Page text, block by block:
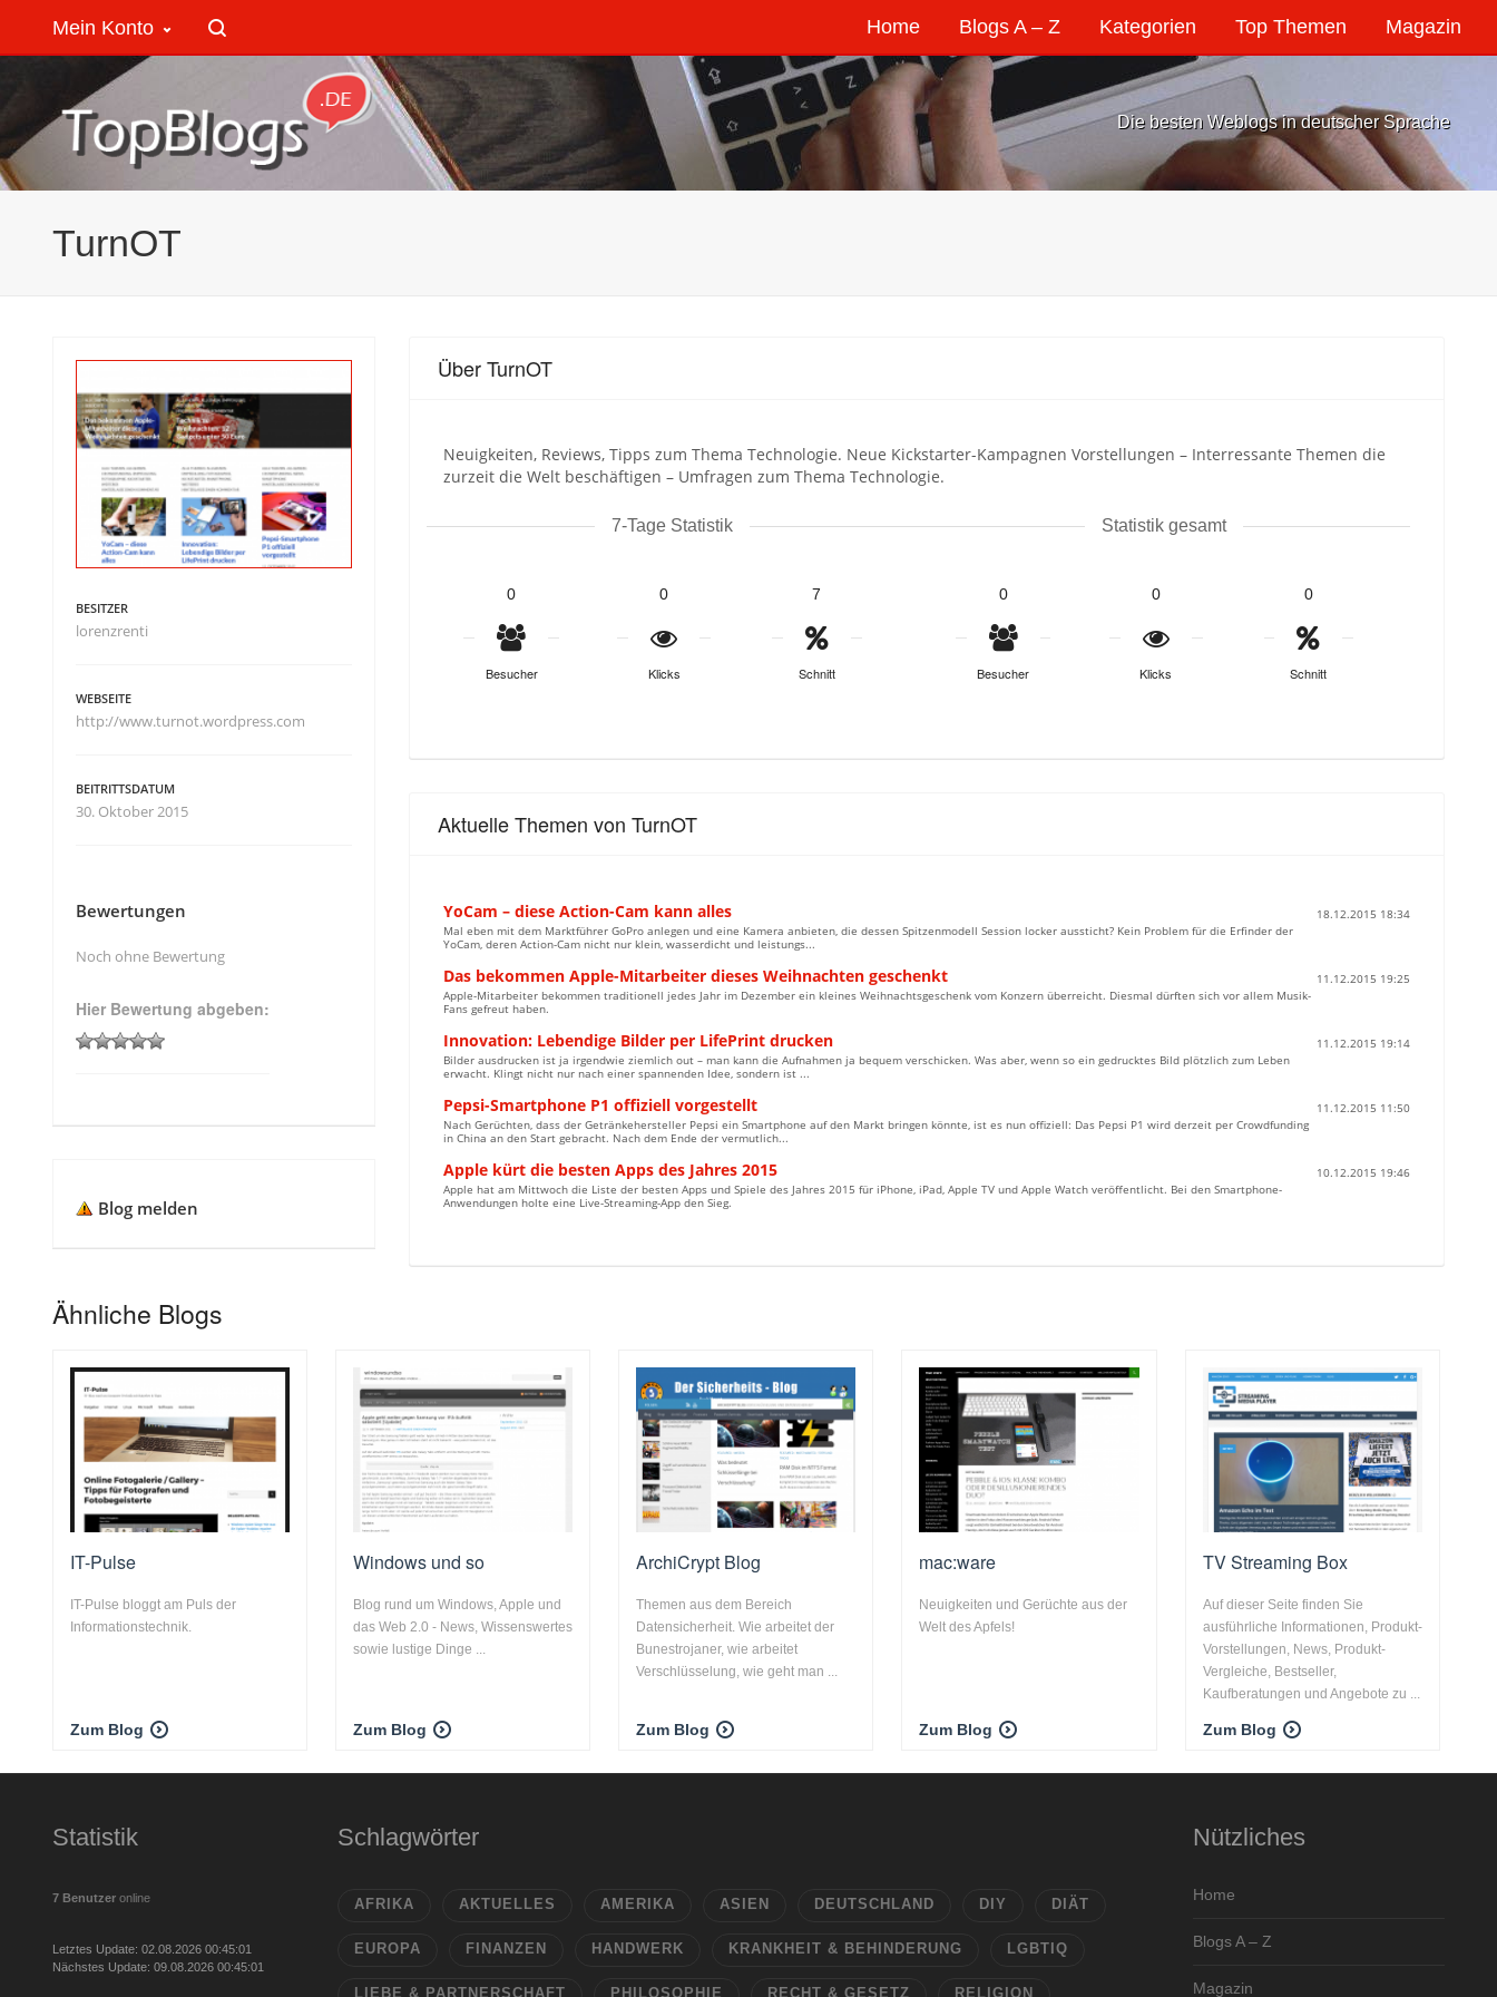
Home Blogs A – Z Kategorien Top Themen Magazin
Mein Konto
Die besten Weblogs in deutscher Sprache
TurnOT
Über TurnOT
Neuigkeiten, Reviews, Tipps zum Thema Technologie. Neue Kickstarter-Kampagnen Vorstellungen – Interressante Themen die
zurzeit die Welt beschäftigen – Umfragen zum Thema Technologie.
7-Tage Statistik
0
Besucher
0
Klicks
7
Schnitt
Statistik gesamt
0
Besucher
0
Klicks
0
Schnitt
Aktuelle Themen von TurnOT
YoCam – diese Action-Cam kann alles
18.12.2015 18:34
Mal eben mit dem Marktführer GoPro anlegen und eine Kamera anbieten, die dessen Spitzenmodell Session locker aussticht? Kein Problem für die Erfinder der
YoCam, deren Action-Cam nicht nur klein, wasserdicht und leistungs...
Das bekommen Apple-Mitarbeiter dieses Weihnachten geschenkt
11.12.2015 19:25
Apple-Mitarbeiter bekommen traditionell jedes Jahr im Dezember ein kleines Weihnachtsgeschenk vom Konzern überreicht. Diesmal dürften sich vor allem Musik-
Fans gefreut haben.
Innovation: Lebendige Bilder per LifePrint drucken
11.12.2015 19:14
Bilder ausdrucken ist ja irgendwie ziemlich out – man kann die Aufnahmen ja bequem verschicken. Was aber, wenn so ein gedrucktes Bild plötzlich zum Leben
erwacht. Klingt nicht nur nach einer spannenden Idee, sondern ist ...
Pepsi-Smartphone P1 offiziell vorgestellt
11.12.2015 11:50
Nach Gerüchten, dass der Getränkehersteller Pepsi ein Smartphone auf den Markt bringen könnte, ist es nun offiziell: Das Pepsi P1 wird derzeit per Crowdfunding
in China an den Start gebracht. Nach dem Ende der vermutlich...
Apple kürt die besten Apps des Jahres 2015
10.12.2015 19:46
Apple hat am Mittwoch die Liste der besten Apps und Spiele des Jahres 2015 für iPhone, iPad, Apple TV und Apple Watch veröffentlicht. Bei den Smartphone-
Anwendungen holte eine Live-Streaming-App den Sieg.
BESITZER
lorenzrenti
WEBSEITE
http://www.turnot.wordpress.com
BEITRITTSDATUM
30. Oktober 2015
Bewertungen
Noch ohne Bewertung
Hier Bewertung abgeben:
Blog melden
Ähnliche Blogs
IT-Pulse
IT-Pulse bloggt am Puls der
Informationstechnik.
Zum Blog
Windows und so
Blog rund um Windows, Apple und
das Web 2.0 - News, Wissenswertes
sowie lustige Dinge ...
Zum Blog
ArchiCrypt Blog
Themen aus dem Bereich
Datensicherheit. Wie arbeitet der
Bunestrojaner, wie arbeitet
Verschlüsselung, wie geht man ...
Zum Blog
mac:ware
Neuigkeiten und Gerüchte aus der
Welt des Apfels!
Zum Blog
TV Streaming Box
Auf dieser Seite finden Sie
ausführliche Informationen, Produkt-
Vorstellungen, News, Produkt-
Vergleiche, Bestseller,
Kaufberatungen und Angebote zu ...
Zum Blog
Statistik
7 Benutzer online
Letztes Update: 02.08.2026 00:45:01
Nächstes Update: 09.08.2026 00:45:01
Schlagwörter
AFRIKA AKTUELLES AMERIKA ASIEN DEUTSCHLAND DIY DIÄT
EUROPA FINANZEN HANDWERK KRANKHEIT & BEHINDERUNG LGBTIQ
LIEBE & PARTNERSCHAFT PHILOSOPHIE RECHT & GESETZ RELIGION
Nützliches
Home
Blogs A – Z
Magazin